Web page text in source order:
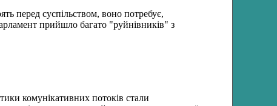
перед суспільством, воно потребує,
прийшло багато "руйнівників" з
комунікативних потоків стали